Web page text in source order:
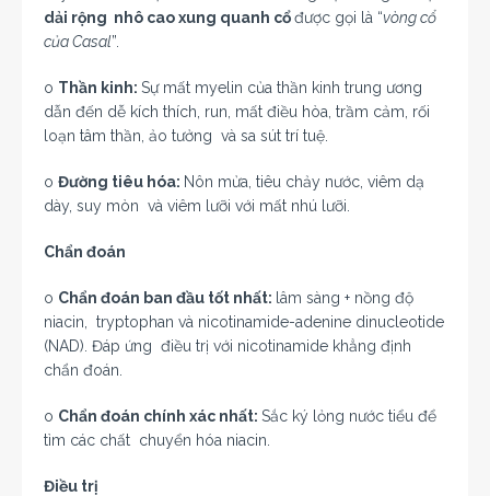
dải rộng nhô cao xung quanh cổđược gọi là “vòng cổ
của Casal”.
o Thần kinh: Sự mất myelin của thần kinh trung ương
dẫn đến dễ kích thích, run, mất điều hòa, trầm cảm, rối
loạn tâm thần, ảo tưởng và sa sút trí tuệ.
o Đường tiêu hóa: Nôn mửa, tiêu chảy nước, viêm dạ
dày, suy mòn và viêm lưỡi với mất nhú lưỡi.
Chẩn đoán
o Chẩn đoán ban đầu tốt nhất: lâm sàng + nồng độ
niacin, tryptophan và nicotinamide-adenine dinucleotide
(NAD). Đáp ứng điều trị với nicotinamide khẳng định
chẩn đoán.
o Chẩn đoán chính xác nhất: Sắc ký lỏng nước tiểu để
tìm các chất chuyển hóa niacin.
Điều trị